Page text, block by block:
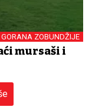
ZOBUNDŽIJE
mursaši i